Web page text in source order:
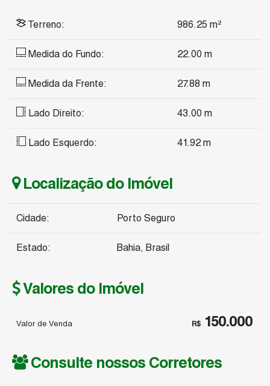
Terreno: 986.25 m²
Medida do Fundo: 22.00 m
Medida da Frente: 27.88 m
Lado Direito: 43.00 m
Lado Esquerdo: 41.92 m
Localização do Imóvel
Cidade: Porto Seguro
Estado: Bahia, Brasil
Valores do Imóvel
R$ 150.000
Valor de Venda
Consulte nossos Corretores